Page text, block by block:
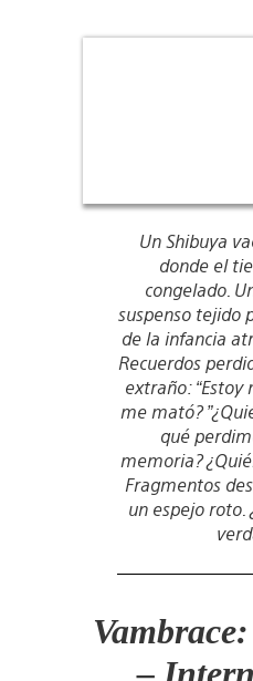
Un Shibuya
donde el
congelado.
suspenso tejido
de la infancia
Recuerdos
extraño: “Estoy
me mató?
qué
memoria?
Fragmentos
un espejo roto.